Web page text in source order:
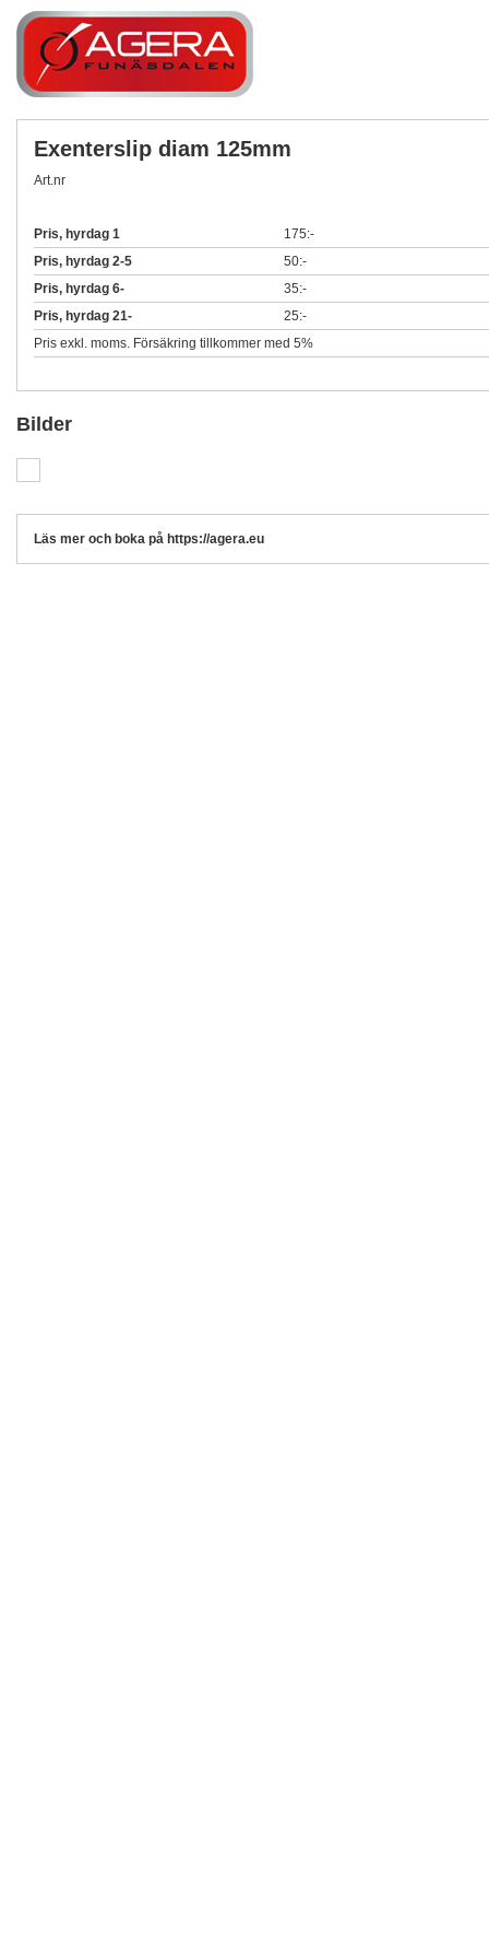
Exenterslip diam 125mm
Art.nr
Pris, hyrdag 1
175:-
Pris, hyrdag 2-5
50:-
Pris, hyrdag 6-
35:-
Pris, hyrdag 21-
25:-
Pris exkl. moms. Försäkring tillkommer med 5%
Bilder
Läs mer och boka på https://agera.eu